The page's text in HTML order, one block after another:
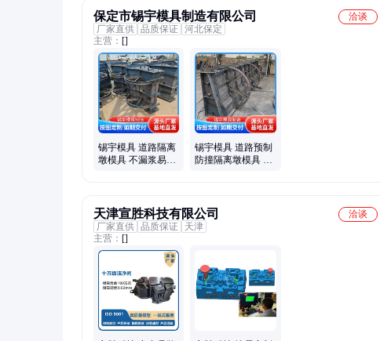
保定市锡宇模具制造有限公司
洽谈
厂家直供 品质保证 河北保定
主营： []
锡宇模具 道路隔离
墩模具 不漏浆易脱
锡宇模具 道路预制
防撞隔离墩模具 按
天津宣胜科技有限公司
洽谈
厂家直供 品质保证
天津
主营： []